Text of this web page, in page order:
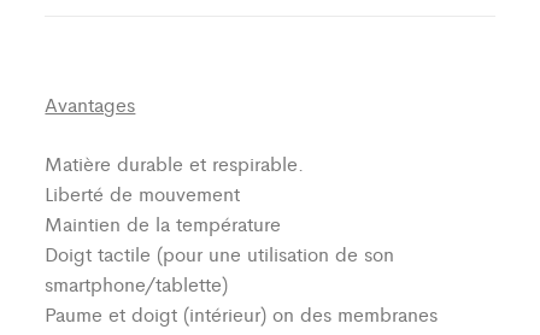
Avantages
Matière durable et respirable.
Liberté de mouvement
Maintien de la température
Doigt tactile (pour une utilisation de son
smartphone/tablette)
Paume et doigt (intérieur) on des membranes